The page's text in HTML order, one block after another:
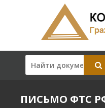
ПИСЬМО ФТС РФ